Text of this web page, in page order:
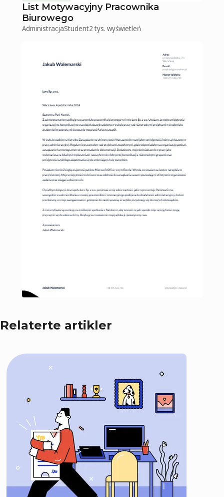
List Motywacyjny Pracownika
Biurowego
AdministracjaStudent2 tys. wyświetleń
Relaterte artikler